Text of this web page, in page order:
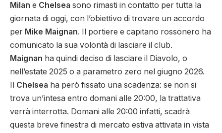
Milan e Chelsea sono rimasti in contatto per tutta la
giornata di oggi, con l’obiettivo di trovare un accordo
per Mike Maignan. Il portiere e capitano rossonero ha
comunicato la sua volontà di lasciare il club.
Maignan ha quindi deciso di lasciare il Diavolo, o
nell’estate 2025 o a parametro zero nel giugno 2026.
Chelsea ha però fissato una scadenza: se non si
trova un’intesa entro domani alle 20:00, la trattativa
verrà interrotta. Domani alle 20:00 infatti, scadrà
questa breve finestra di mercato estiva attivata in vista